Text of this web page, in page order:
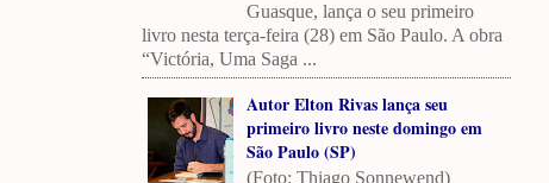
Guasque, lança o seu primeiro
livro nesta terça-feira (28) em São Paulo. A obra
“Victória, Uma Saga ...
Autor Elton Rivas lança seu
primeiro livro neste domingo em
São Paulo (SP)
(Foto: Thiago Sonnewend)